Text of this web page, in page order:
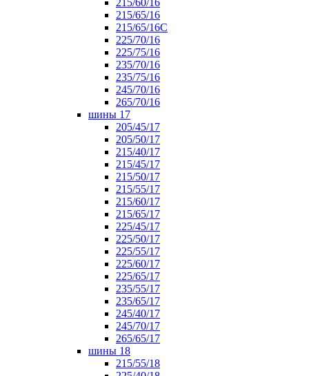
215/60/16
215/65/16
215/65/16С
225/70/16
225/75/16
235/70/16
235/75/16
245/70/16
265/70/16
шины 17
205/45/17
205/50/17
215/40/17
215/45/17
215/50/17
215/55/17
215/60/17
215/65/17
225/45/17
225/50/17
225/55/17
225/60/17
225/65/17
235/55/17
235/65/17
245/40/17
245/70/17
265/65/17
шины 18
215/55/18